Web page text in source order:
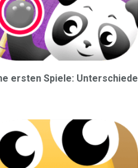
ersten Spiele: Unterschiede